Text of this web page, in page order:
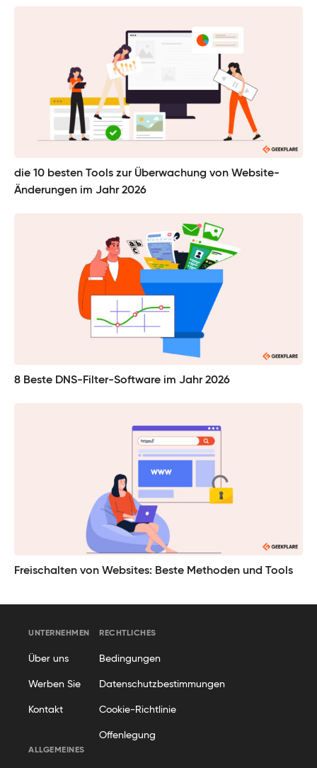
die 10 besten Tools zur Überwachung von Website-
Änderungen im Jahr 2026
8 Beste DNS-Filter-Software im Jahr 2026
Freischalten von Websites: Beste Methoden und Tools
UNTERNEHMEN
Über uns
Werben Sie
Kontakt
RECHTLICHES
Bedingungen
Datenschutzbestimmungen
Cookie-Richtlinie
Offenlegung
ALLGEMEINES